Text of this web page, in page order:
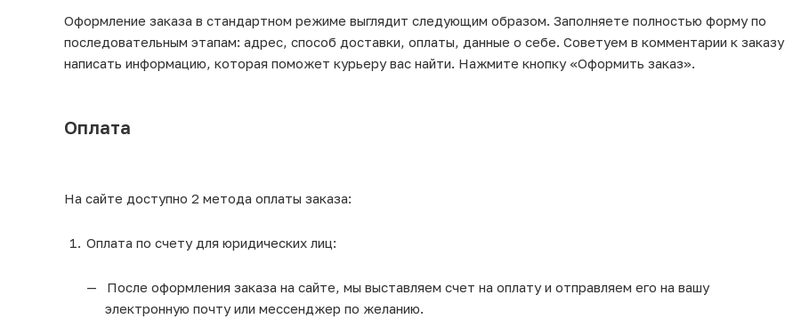
Оформление заказа в стандартном режиме выглядит следующим образом. Заполняете полностью форму по
последовательным этапам: адрес, способ доставки, оплаты, данные о себе. Советуем в комментарии к заказу
написать информацию, которая поможет курьеру вас найти. Нажмите кнопку «Оформить заказ».
Оплата
На сайте доступно 2 метода оплаты заказа:
Оплата по счету для юридических лиц:
После оформления заказа на сайте, мы выставляем счет на оплату и отправляем его на вашу
электронную почту или мессенджер по желанию.